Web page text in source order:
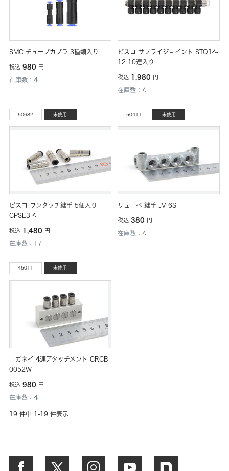
SMC チューブカプラ 3種類入り
税込980 円
在庫数：4
ピスコ サプライジョイント STQ14-
12 10連入り
税込 1,980 円
在庫数：4
50682 未使用
ピスコ ワンタッチ継手 5個入り
CPSE3-4
税込 1,480 円
在庫数：17
50411 未使用
リューベ 継手 JV-6S
税込380 円
在庫数：4
45011 未使用
コガネイ 4連アタッチメント CRCB-
0052W
税込980 円
在庫数：4
19 件中 1-19 件表示